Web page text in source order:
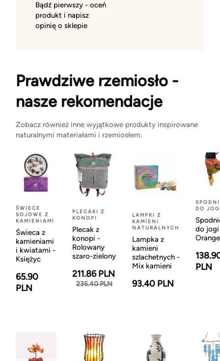
Bądź pierwszy - oceń
produkt i napisz
opinię o sklepie
Prawdziwe rzemiosło -
nasze rekomendacje
Zobacz również inne wyjątkowe produkty inspirowane
naturalnymi materiałami i rzemiosłem.
ŚWIECE
SOJOWE Z
KAMIENIAMI
Świeca z
kamieniami
i kwiatami -
Księżyc
65.90
PLN
PLECAKI Z
KONOPI
Plecak z
konopi -
Rolowany
szaro-zielony
211.86 PLN
235.40 PLN
LAMPKI Z
KAMIENI
NATURALNYCH
Lampka z
kamieni
szlachetnych -
Mix kamieni
93.40 PLN
DO
do
Orange
PLN